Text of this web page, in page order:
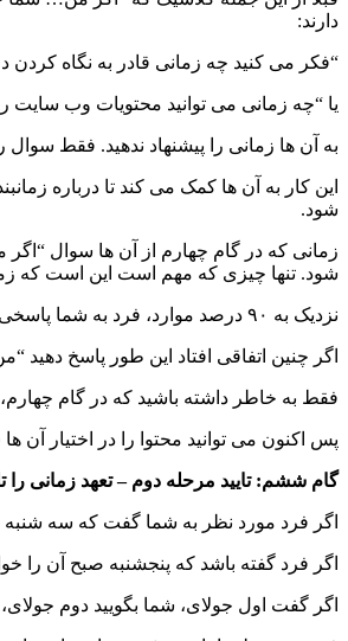
دارند:
“فکر می کنید چه زمانی قادر به نگاه
یا “چه زمانی می توانید محتویات وب سایت
به آن ها زمانی را پیشنهاد ندهید. فقط سوال
این کار به آن ها کمک می کند تا درباره
شود.
زمانی که در گام چهارم از آن ها سوال
شود. تنها چیزی که مهم است این است که
نزدیک به ۹۰ درصد موارد، فرد به شما پاسخی خواهد داد… در ۱۰ درصد باقیمانده، پاسخی مبهم خواهند داد، چیزی شبیه به “سعیم را می کنم”.
اگر چنین اتفاقی افتاد این طور پاسخ دهید
فقط به خاطر داشته باشید که در گام
پس اکنون می توانید محتوا را در اختیار
گام ششم: تایید مرحله دوم – تعهد زمانی را
اگر فرد مورد نظر به شما گفت که سه شنبه
اگر فرد گفته باشد که پنجشنبه صبح آن را
اگر گفت اول جولای، شما بگویید دوم